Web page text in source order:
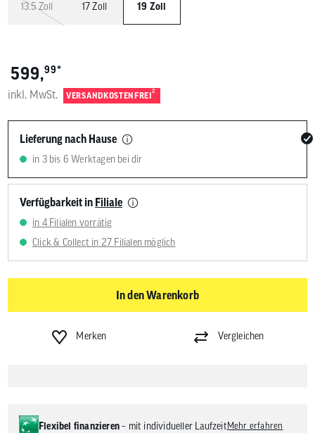
13.5 Zoll 17 Zoll 19 Zoll
599,99*
inkl. MwSt. VERSANDKOSTENFREI2
Lieferung nach Hause
in 3 bis 6 Werktagen bei dir
Verfügbarkeit in Filiale
in 4 Filialen vorrätig
Click & Collect in 27 Filialen möglich
In den Warenkorb
Merken Vergleichen
Flexibel finanzieren– mit individueller Laufzeit Mehr erfahren